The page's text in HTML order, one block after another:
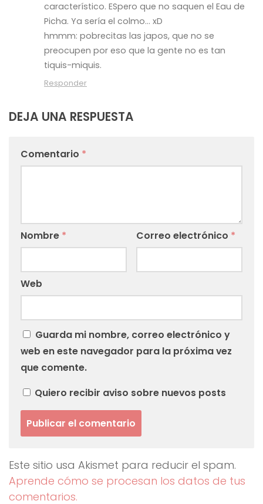
característico. ESpero que no saquen el Eau de
Picha. Ya sería el colmo… xD
hmmm: pobrecitas las japos, que no se
preocupen por eso que la gente no es tan
tiquis-miquis.
Responder
DEJA UNA RESPUESTA
Comentario *
Nombre * Correo electrónico *
Web
Guarda mi nombre, correo electrónico y
web en este navegador para la próxima vez
que comente.
Quiero recibir aviso sobre nuevos posts
Este sitio usa Akismet para reducir el spam.
Aprende cómo se procesan los datos de tus
comentarios.